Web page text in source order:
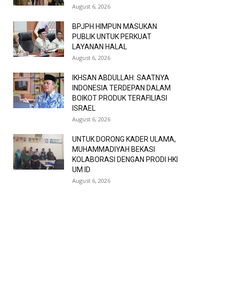
August 6, 2026
BPJPH HIMPUN MASUKAN
PUBLIK UNTUK PERKUAT
LAYANAN HALAL
August 6, 2026
IKHSAN ABDULLAH: SAATNYA
INDONESIA TERDEPAN DALAM
BOIKOT PRODUK TERAFILIASI
ISRAEL
August 6, 2026
UNTUK DORONG KADER ULAMA,
MUHAMMADIYAH BEKASI
KOLABORASI DENGAN PRODI HKI
UM.ID
August 6, 2026